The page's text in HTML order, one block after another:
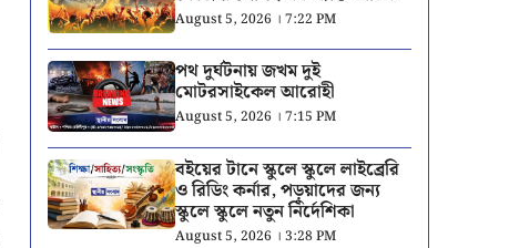
August 5, 2026 । 7:22 PM
পথ দুর্ঘটনায় জখম দুই
মোটরসাইকেল আরোহী
August 5, 2026 । 7:15 PM
বইয়ের টানে স্কুলে স্কুলে লাইব্রেরি
ও রিডিং কর্নার, পড়ুয়াদের জন্য
স্কুলে স্কুলে নতুন নির্দেশিকা
August 5, 2026 । 3:28 PM